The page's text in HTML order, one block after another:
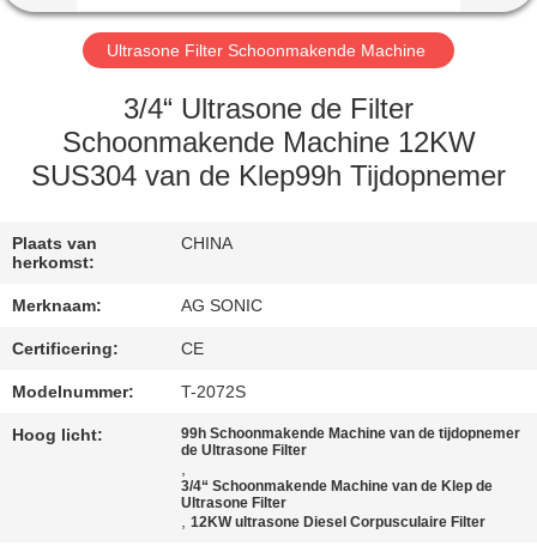
ONGEVEER
FABRIEKSREIS
NIEUWS
Ultrasone Filter Schoonmakende Machine
3/4“ Ultrasone de Filter
Schoonmakende Machine 12KW
SUS304 van de Klep99h Tijdopnemer
Plaats van
herkomst:
CHINA
Merknaam: AG SONIC
Certificering: CE
Modelnummer: T-2072S
Hoog licht:
99h Schoonmakende Machine van de tijdopnemer
de Ultrasone Filter
,
3/4“ Schoonmakende Machine van de Klep de
Ultrasone Filter
,12KW ultrasone Diesel Corpusculaire Filter